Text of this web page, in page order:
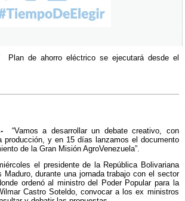
Plan de ahorro eléctrico se ejecutará desde el
“Vamos a desarrollar un debate creativo, con
producción, y en 15 días lanzamos el documento
de la Gran Misión AgroVenezuela”.
el presidente de la República Bolivariana
Maduro, durante una jornada trabajo con el sector
ordenó al ministro del Poder Popular para la
Castro Soteldo, convocar a los ex ministros